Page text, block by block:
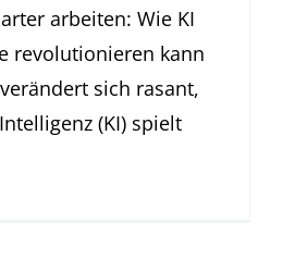
arbeiten: Wie KI
revolutionieren kann
sich rasant,
(KI) spielt